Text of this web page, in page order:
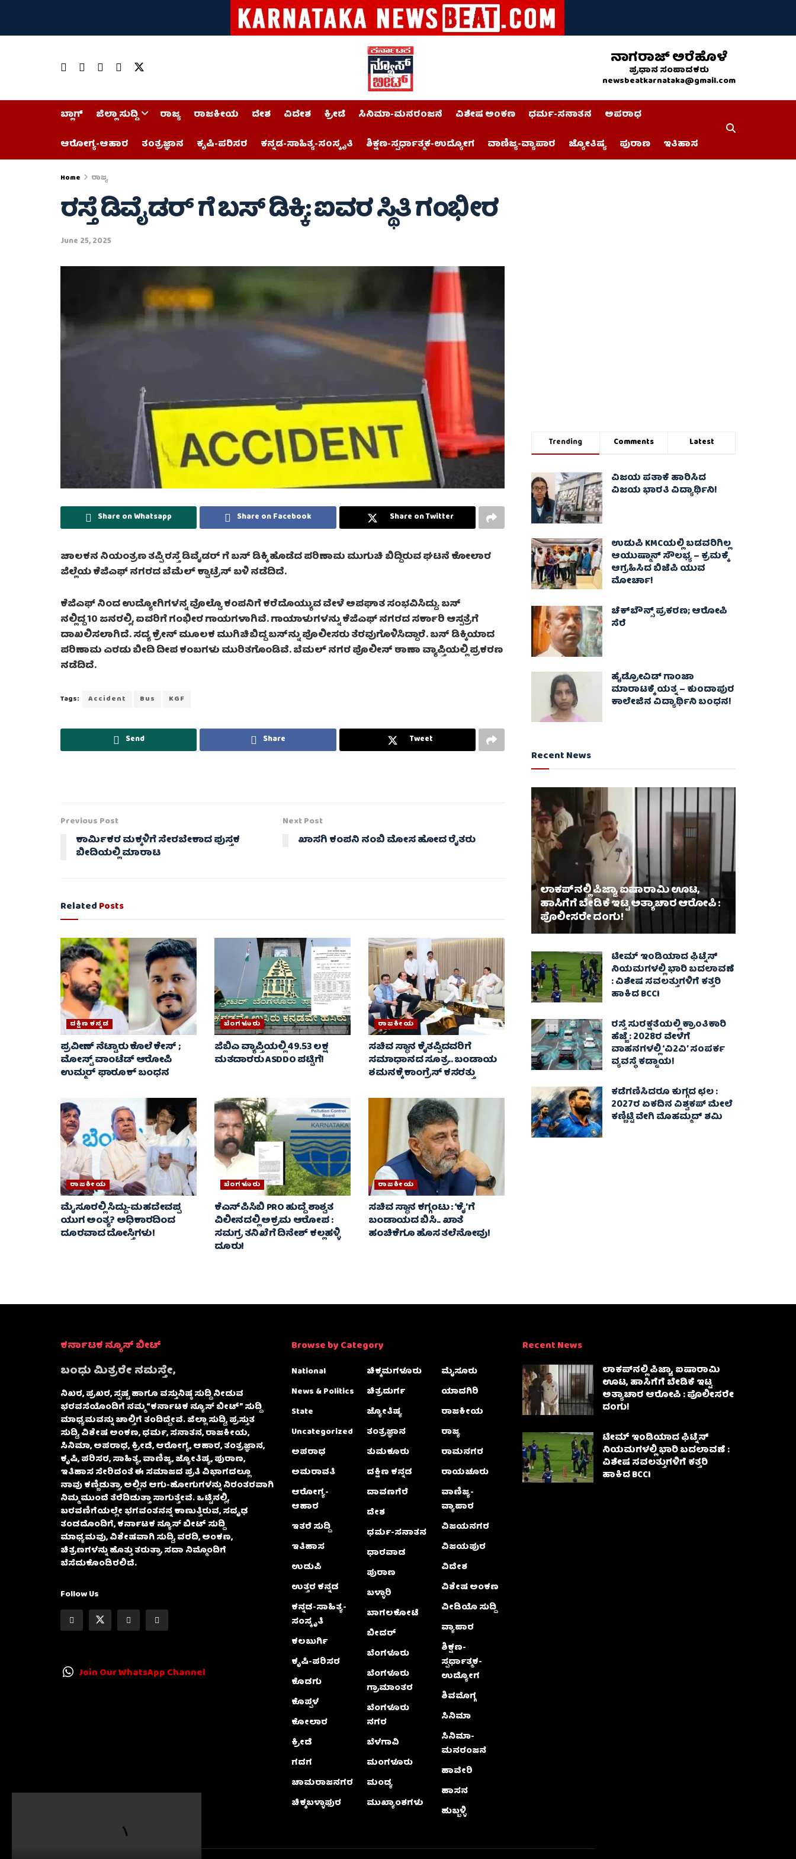
ನಾಗರಾಜ್ ಅರೆಹೊಳೆ
ಪ್ರಧಾನ ಸಂಪಾದಕರು
newsbeatkarnataka@gmail.com
ಬ್ಲಾಗ್ ಜಿಲ್ಲಾ ಸುದ್ದಿ ರಾಜ್ಯ ರಾಜಕೀಯ ದೇಶ ವಿದೇಶ ಕ್ರೀಡೆ ಸಿನಿಮಾ-ಮನರಂಜನೆ ವಿಶೇಷ ಅಂಕಣ ಧರ್ಮ-ಸನಾತನ
ಅಪರಾಧ
ಆರೋಗ್ಯ-ಆಹಾರ
ತಂತ್ರಜ್ಞಾನ ಕೃಷಿ-ಪರಿಸರ ಕನ್ನಡ-ಸಾಹಿತ್ಯ-ಸಂಸ್ಕೃತಿ ಶಿಕ್ಷಣ-ಸ್ಪರ್ಧಾತ್ಮಕ-ಉದ್ಯೋಗ ವಾಣಿಜ್ಯ-ವ್ಯಾಪಾರ ಜ್ಯೋತಿಷ್ಯ ಪುರಾಣ ಇತಿಹಾಸ
Home ರಾಜ್ಯ
ರಸ್ತೆ ಡಿವೈಡರ್ ಗೆ ಬಸ್ ಡಿಕ್ಕಿ: ಐವರ ಸ್ಥಿತಿ ಗಂಭೀರ
June 25, 2025
Share on Whatsapp Share on Facebook Share on Twitter
ಚಾಲಕನ ನಿಯಂತ್ರಣ ತಪ್ಪಿ ರಸ್ತೆ ಡಿವೈಡರ್‌ ಗೆ ಬಸ್‌ ಡಿಕ್ಕಿ ಹೊಡೆದ ಪರಿಣಾಮ ಮುಗುಚಿ ಬಿದ್ದಿರುವ ಘಟನೆ ಕೋಲಾರ
ಜಿಲ್ಲೆಯ ಕೆಜಿಎಫ್ ನಗರದ ಬೆಮೆಲ್ ಕ್ವಾಟ್ರೆಸ್ ಬಳಿ ನಡೆದಿದೆ.
ಕೆಜಿಎಫ್‌ ನಿಂದ ಉದ್ಯೋಗಿಗಳನ್ನ ವೊಲ್ವೊ ಕಂಪನಿಗೆ ಕರೆದೊಯ್ಯುವ ವೇಳೆ ಅಪಘಾತ ಸಂಭವಿಸಿದ್ದು. ಬಸ್‌
ನಲ್ಲಿದ್ದ 10 ಜನರಲ್ಲಿ, ಐವರಿಗೆ ಗಂಭೀರ ಗಾಯಗಳಾಗಿವೆ. ಗಾಯಾಳುಗಳನ್ನು ಕೆಜಿಎಫ್ ನಗರದ ಸರ್ಕಾರಿ‌ ಆಸ್ಪತ್ರೆಗೆ
ದಾಖಲಿಸಲಾಗಿದೆ. ಸದ್ಯ ಕ್ರೇನ್ ಮೂಲಕ ಮುಗಿಚಿಬಿದ್ದ ಬಸ್‌ನ್ನು ಪೊಲೀಸರು ತೆರವುಗೊಳಿಸಿದ್ದಾರೆ. ಬಸ್ ಡಿಕ್ಕಿಯಾದ
ಪರಿಣಾಮ ಎರಡು ಬೀದಿ ದೀಪ ಕಂಬಗಳು ಮುರಿತಗೊಂಡಿವೆ. ಬೆಮಲ್ ನಗರ ಪೊಲೀಸ್ ಠಾಣಾ ವ್ಯಾಪ್ತಿಯಲ್ಲಿ ಪ್ರಕರಣ
ನಡೆದಿದೆ.
Tags: Accident Bus KGF
Send Share Tweet
Previous Post
ಕಾರ್ಮಿಕರ ಮಕ್ಕಳಿಗೆ ಸೇರಬೇಕಾದ ಪುಸ್ತಕ
ಬೀದಿಯಲ್ಲಿ ಮಾರಾಟ
Next Post
ಖಾಸಗಿ ಕಂಪನಿ ನಂಬಿ ಮೋಸ ಹೋದ ರೈತರು
RelatedPosts
ದಕ್ಷಿಣ ಕನ್ನಡ
ಪ್ರವೀಣ್ ನೆಟ್ಟಾರು ಕೊಲೆ ಕೇಸ್ ​;
ಮೋಸ್ಟ್ ವಾಂಟೆಡ್‌ ಆರೋಪಿ
ಉಮ್ಮರ್ ಫಾರೂಕ್ ಬಂಧನ
ಬೆಂಗಳೂರು
ಜಿಬಿಎ ವ್ಯಾಪ್ತಿಯಲ್ಲಿ 49.53 ಲಕ್ಷ
ಮತದಾರರು ASDDO ಪಟ್ಟಿಗೆ!
ರಾಜಕೀಯ
ಸಚಿವ ಸ್ಥಾನ ಕೈತಪ್ಪಿದವರಿಗೆ
ಸಮಾಧಾನದ ಸೂತ್ರ.. ಬಂಡಾಯ
ಶಮನಕ್ಕೆ ಕಾಂಗ್ರೆಸ್ ಕಸರತ್ತು
ರಾಜಕೀಯ
ಮೈಸೂರಲ್ಲಿ ಸಿದ್ದು-ಮಹದೇವಪ್ಪ
ಯುಗ ಅಂತ್ಯ? ಅಧಿಕಾರದಿಂದ
ದೂರವಾದ ದೋಸ್ತಿಗಳು!
ಬೆಂಗಳೂರು
ಕೆಎಸ್‌ಪಿಸಿಬಿ PRO ಹುದ್ದೆ ಶಾಶ್ವತ
ವಿಲೀನದಲ್ಲಿ ಅಕ್ರಮ ಆರೋಪ :
ಸಮಗ್ರ ತನಿಖೆಗೆ ದಿನೇಶ್ ಕಲ್ಲಹಳ್ಳಿ
ದೂರು!
ರಾಜಕೀಯ
ಸಚಿವ ಸ್ಥಾನ ಕಗ್ಗಂಟು : ‘ಕೈ’ಗೆ
ಬಂಡಾಯದ ಬಿಸಿ.. ಖಾತೆ
ಹಂಚಿಕೆಗೂ ಹೊಸ ತಲೆನೋವು!
Trending Comments Latest
ವಿಜಯ ಪತಾಕೆ ಹಾರಿಸಿದ
ವಿಜಯ ಭಾರತಿ ವಿದ್ಯಾರ್ಥಿನಿ!
ಉಡುಪಿ KMCಯಲ್ಲಿ ಬಡವರಿಗಿಲ್ಲ
ಆಯುಷ್ಮಾನ್ ಸೌಲಭ್ಯ – ಕ್ರಮಕ್ಕೆ
ಆಗ್ರಹಿಸಿದ ಬಿಜೆಪಿ ಯುವ
ಮೋರ್ಚಾ!
ಚೆಕ್​ಬೌನ್ಸ್​ ಪ್ರಕರಣ; ಆರೋಪಿ
ಸೆರೆ
ಹೈಡ್ರೋವಿಡ್ ಗಾಂಜಾ
ಮಾರಾಟಕ್ಕೆ ಯತ್ನ – ಕುಂದಾಪುರ
ಕಾಲೇಜಿನ ವಿದ್ಯಾರ್ಥಿನಿ ಬಂಧನ!
Recent News
ಲಾಕಪ್‌ನಲ್ಲಿ ಪಿಜ್ಜಾ, ಐಷಾರಾಮಿ ಊಟ,
ಹಾಸಿಗೆಗೆ ಬೇಡಿಕೆ ಇಟ್ಟ ಅತ್ಯಾಚಾರ ಆರೋಪಿ :
ಪೊಲೀಸರೇ ದಂಗು!
ಟೀಮ್ ಇಂಡಿಯಾದ ಫಿಟ್ನೆಸ್
ನಿಯಮಗಳಲ್ಲಿ ಭಾರಿ ಬದಲಾವಣೆ
: ವಿಶೇಷ ಸವಲತ್ತುಗಳಿಗೆ ಕತ್ತರಿ
ಹಾಕಿದ BCCI
ರಸ್ತೆ ಸುರಕ್ಷತೆಯಲ್ಲಿ ಕ್ರಾಂತಿಕಾರಿ
ಹೆಜ್ಜೆ : 2028ರ ವೇಳೆಗೆ
ವಾಹನಗಳಲ್ಲಿ ‘ವಿ2ವಿ’ ಸಂಪರ್ಕ
ವ್ಯವಸ್ಥೆ ಕಡ್ಡಾಯ!
ಕಡೆಗಣಿಸಿದರೂ ಕುಗ್ಗದ ಛಲ :
2027ರ ಏಕದಿನ ವಿಶ್ವಕಪ್‌ ಮೇಲೆ
ಕಣ್ಣಿಟ್ಟಿ ವೇಗಿ ಮೊಹಮ್ಮದ್ ಶಮಿ
ಕರ್ನಾಟಕ ನ್ಯೂಸ್ ಬೀಟ್
ಬಂಧು ಮಿತ್ರರೇ ನಮಸ್ತೇ,
ನಿಖರ, ಪ್ರಖರ, ಸ್ಪಷ್ಟ ಹಾಗೂ ವಸ್ತುನಿಷ್ಠ ಸುದ್ದಿ ನೀಡುವ
ಭರವಸೆಯೊಂದಿಗೆ ನಮ್ಮ “ಕರ್ನಾಟಕ ನ್ಯೂಸ್ ಬೀಟ್” ಸುದ್ದಿ
ಮಾಧ್ಯಮವನ್ನು ಚಾಲ್ತಿಗೆ ತಂದಿದ್ದೇವೆ. ಜಿಲ್ಲಾ ಸುದ್ದಿ, ಪ್ರಸ್ತುತ
ಸುದ್ದಿ, ವಿಶೇಷ ಅಂಕಣ, ಧರ್ಮ, ಸನಾತನ, ರಾಜಕೀಯ,
ಸಿನಿಮಾ, ಅಪರಾಧ, ಕ್ರೀಡೆ, ಆರೋಗ್ಯ, ಆಹಾರ, ತಂತ್ರಜ್ಞಾನ,
ಕೃಷಿ, ಪರಿಸರ, ಸಾಹಿತ್ಯ, ವಾಣಿಜ್ಯ, ಜ್ಯೋತಿಷ್ಯ, ಪುರಾಣ,
ಇತಿಹಾಸ ಸೇರಿದಂತೆ ಈ ಸಮಾಜದ ಪ್ರತಿ ವಿಭಾಗದಲ್ಲೂ
ನಾವು ಕಣ್ಣಿಡುತ್ತಾ, ಅಲ್ಲಿನ ಆಗು-ಹೋಗುಗಳನ್ನು ನಿರಂತರವಾಗಿ
ನಿಮ್ಮ ಮುಂದೆ ತೆರೆದಿಡುತ್ತಾ ಸಾಗುತ್ತೇವೆ. ಒಟ್ಟಿನಲ್ಲಿ,
ಬರವಣಿಗೆಯಲ್ಲೇ ಭಗವಂತನನ್ನ ಕಾಣುತ್ತಿರುವ, ಸದೃಢ
ತಂಡದೊಂದಿಗೆ, ಕರ್ನಾಟಕ ನ್ಯೂಸ್ ಬೀಟ್ ಸುದ್ದಿ
ಮಾಧ್ಯಮವು, ವಿಶೇಷವಾಗಿ ಸುದ್ದಿ, ವರದಿ, ಅಂಕಣ,
ಚಿತ್ರಣಗಳನ್ನು ಹೊತ್ತು ತರುತ್ತಾ, ಸದಾ ನಿಮ್ಮೊಂದಿಗೆ
ಬೆಸೆದುಕೊಂಡಿರಲಿದೆ.
Follow Us
Join Our WhatsApp Channel
Browse by Category
National
News & Politics
State
Uncategorized
ಅಪರಾಧ
ಅಮರಾವತಿ
ಆರೋಗ್ಯ-
ಆಹಾರ
ಇತರೆ ಸುದ್ದಿ
ಇತಿಹಾಸ
ಉಡುಪಿ
ಉತ್ತರ ಕನ್ನಡ
ಕನ್ನಡ-ಸಾಹಿತ್ಯ-
ಸಂಸ್ಕೃತಿ
ಕಲಬುರ್ಗಿ
ಕೃಷಿ-ಪರಿಸರ
ಕೊಡಗು
ಕೊಪ್ಪಳ
ಕೋಲಾರ
ಕ್ರೀಡೆ
ಗದಗ
ಚಾಮರಾಜನಗರ
ಚಿಕ್ಕಬಳ್ಳಾಫುರ
ಚಿಕ್ಕಮಗಳೂರು
ಚಿತ್ರದುರ್ಗ
ಜ್ಯೋತಿಷ್ಯ
ತಂತ್ರಜ್ಞಾನ
ತುಮಕೂರು
ದಕ್ಷಿಣ ಕನ್ನಡ
ದಾವಣಗೆರೆ
ದೇಶ
ಧರ್ಮ-ಸನಾತನ
ಧಾರವಾಡ
ಪುರಾಣ
ಬಳ್ಳಾರಿ
ಬಾಗಲಕೋಟೆ
ಬೀದರ್
ಬೆಂಗಳೂರು
ಬೆಂಗಳೂರು
ಗ್ರಾಮಾಂತರ
ಬೆಂಗಳೂರು
ನಗರ
ಬೆಳಗಾವಿ
ಮಂಗಳೂರು
ಮಂಡ್ಯ
ಮುಖ್ಯಾಂಶಗಳು
ಮೈಸೂರು
ಯಾದಗಿರಿ
ರಾಜಕೀಯ
ರಾಜ್ಯ
ರಾಮನಗರ
ರಾಯಚೂರು
ವಾಣಿಜ್ಯ-
ವ್ಯಾಪಾರ
ವಿಜಯನಗರ
ವಿಜಯಪುರ
ವಿದೇಶ
ವಿಶೇಷ ಅಂಕಣ
ವೀಡಿಯೊ ಸುದ್ದಿ
ವ್ಯಾಪಾರ
ಶಿಕ್ಷಣ-
ಸ್ಪರ್ಧಾತ್ಮಕ-
ಉದ್ಯೋಗ
ಶಿವಮೊಗ್ಗ
ಸಿನಿಮಾ
ಸಿನಿಮಾ-
ಮನರಂಜನೆ
ಹಾವೇರಿ
ಹಾಸನ
ಹುಬ್ಬಳ್ಳಿ
Recent News
ಲಾಕಪ್‌ನಲ್ಲಿ ಪಿಜ್ಜಾ, ಐಷಾರಾಮಿ
ಊಟ, ಹಾಸಿಗೆಗೆ ಬೇಡಿಕೆ ಇಟ್ಟ
ಅತ್ಯಾಚಾರ ಆರೋಪಿ : ಪೊಲೀಸರೇ
ದಂಗು!
ಟೀಮ್ ಇಂಡಿಯಾದ ಫಿಟ್ನೆಸ್
ನಿಯಮಗಳಲ್ಲಿ ಭಾರಿ ಬದಲಾವಣೆ :
ವಿಶೇಷ ಸವಲತ್ತುಗಳಿಗೆ ಕತ್ತರಿ
ಹಾಕಿದ BCCI